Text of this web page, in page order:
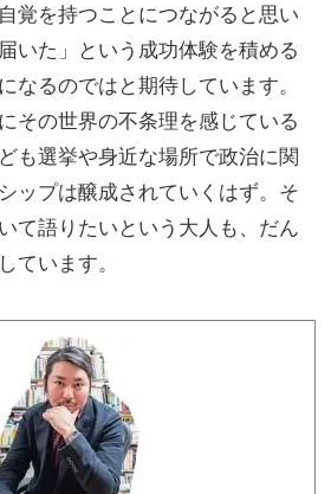
覚を持つことにつながると思い
いた」という成功体験を積める
なるのではと期待しています。
その世界の不条理を感じている
も選挙や身近な場所で政治に関
ップは醸成されていくはず。そ
て語りたいという大人も、だん
ています。